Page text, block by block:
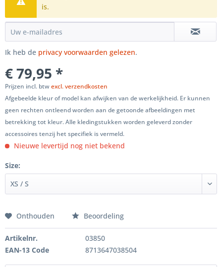
is.
Ik heb de privacy voorwaarden gelezen.
€ 79,95 *
Prijzen incl. btwexcl. verzendkosten
Afgebeelde kleur of model kan afwijken van de werkelijkheid. Er kunnen
geen rechten ontleend worden aan de getoonde afbeeldingen met
betrekking tot kleur. Alle kledingstukken worden geleverd zonder
accessoires tenzij het specifiek is vermeld.
Nieuwe levertijd nog niet bekend
Size:
Onthouden Beoordeling
Artikelnr.
03850
EAN-13 Code
8713647038504